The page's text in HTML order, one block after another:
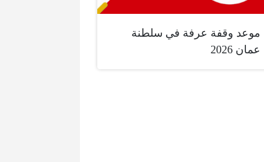
موعد وقفة عرفة في سلطنة
عمان 2026